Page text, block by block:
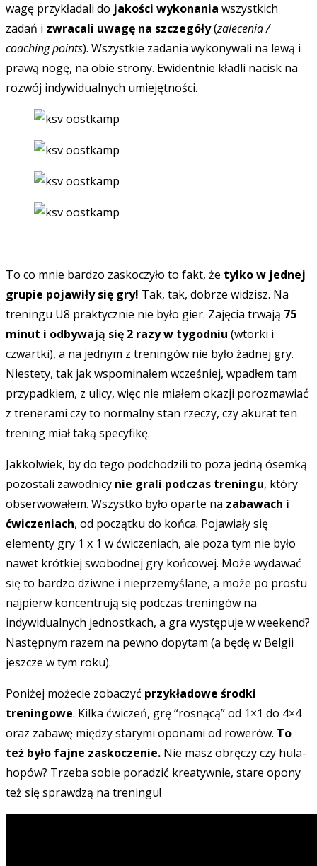
wagę przykładali do jakości wykonania wszystkich
zadań i zwracali uwagę na szczegóły(zalecenia /
coaching points). Wszystkie zadania wykonywali na lewą i
prawą nogę, na obie strony. Ewidentnie kładli nacisk na
rozwój indywidualnych umiejętności.
To co mnie bardzo zaskoczyło to fakt, że tylko w jednej
grupie pojawiły się gry! Tak, tak, dobrze widzisz. Na
treningu U8 praktycznie nie było gier. Zajęcia trwają 75
minut i odbywają się 2 razy w tygodniu (wtorki i
czwartki), a na jednym z treningów nie było żadnej gry.
Niestety, tak jak wspominałem wcześniej, wpadłem tam
przypadkiem, z ulicy, więc nie miałem okazji porozmawiać
z trenerami czy to normalny stan rzeczy, czy akurat ten
trening miał taką specyfikę.
Jakkolwiek, by do tego podchodzili to poza jedną ósemką
pozostali zawodnicy nie grali podczas treningu, który
obserwowałem. Wszystko było oparte na zabawach i
ćwiczeniach, od początku do końca. Pojawiały się
elementy gry 1 x 1 w ćwiczeniach, ale poza tym nie było
nawet krótkiej swobodnej gry końcowej. Może wydawać
się to bardzo dziwne i nieprzemyślane, a może po prostu
najpierw koncentrują się podczas treningów na
indywidualnych jednostkach, a gra występuje w weekend?
Następnym razem na pewno dopytam (a będę w Belgii
jeszcze w tym roku).
Poniżej możecie zobaczyć przykładowe środki
treningowe. Kilka ćwiczeń, grę “rosnącą” od 1×1 do 4×4
oraz zabawę między starymi oponami od rowerów. To
też było fajne zaskoczenie. Nie masz obręczy czy hula-
hopów? Trzeba sobie poradzić kreatywnie, stare opony
też się sprawdzą na treningu!